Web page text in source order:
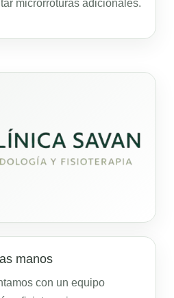
microrroturas adicionales.
manos
con un equipo